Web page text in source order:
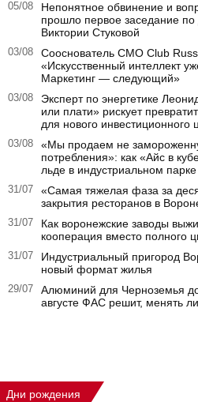
05/08
Непонятное обвинение и
прошло первое заседание по
Виктории Стуковой
03/08
Сооснователь CMO Club
«Искусственный интеллект
Маркетинг — следующий»
03/08
Эксперт по энергетике
или плати» рискует
для нового инвестиционного
03/08
«Мы продаем не
потребления»: как «Айс в
льде в индустриальном
31/07
«Самая тяжелая фаза за
закрытия ресторанов в
31/07
Как воронежские заводы
кооперация вместо полного
31/07
Индустриальный пригород
новый формат жилья
29/07
Алюминий для Черноземья
августе ФАС решит, менять
Дни рождения